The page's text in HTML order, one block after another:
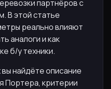
партнёров с
В этой статье
реально влияют
аналоги и как
б/у техники.
найдёте описание
Портера, критерии